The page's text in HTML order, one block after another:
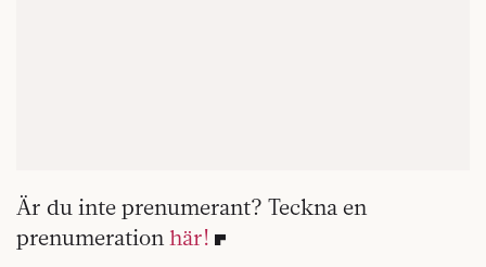
Är du inte prenumerant? Teckna en
prenumerationhär!